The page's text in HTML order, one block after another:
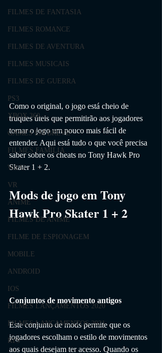
FILMES DE FANTASIA
FILMES ROMANCE
FILMES DE AVENTURA
FILMES MUSICAIS
FILMES DE GUERRA
PS3
XBOX 360
GAMES EM BREVE
FILMES FAMÍLIA
Wii U
VR
ANIME
FILMES DE ANIME
FILME DE ESPIONAGEM
MOBILE
ANDROID
IOS
FILMES LANÇAMENTOS 2020
FILMES LANÇAMENTOS 2021
RTS
Como o original, o jogo está cheio de
truques úteis que permitirão aos jogadores
tornar o jogo um pouco mais fácil de
entender. Aqui está tudo o que você precisa
saber sobre os cheats no Tony Hawk Pro
Skater 1 + 2.
Mods de jogo em Tony
Hawk Pro Skater 1 + 2
Conjuntos de movimento antigos
Este conjunto de mods permite que os
jogadores escolham o estilo de movimentos
aos quais desejam ter acesso. Quando os